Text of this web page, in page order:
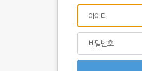
아이디
비밀번호